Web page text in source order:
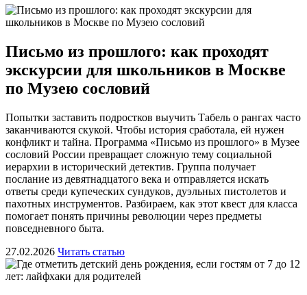
Письмо из прошлого: как проходят
экскурсии для школьников в Москве
по Музею сословий
Попытки заставить подростков выучить Табель о рангах часто
заканчиваются скукой. Чтобы история сработала, ей нужен
конфликт и тайна. Программа «Письмо из прошлого» в Музее
сословий России превращает сложную тему социальной
иерархии в исторический детектив. Группа получает
послание из девятнадцатого века и отправляется искать
ответы среди купеческих сундуков, дуэльных пистолетов и
пахотных инструментов. Разбираем, как этот квест для класса
помогает понять причины революции через предметы
повседневного быта.
27.02.2026 Читать статью